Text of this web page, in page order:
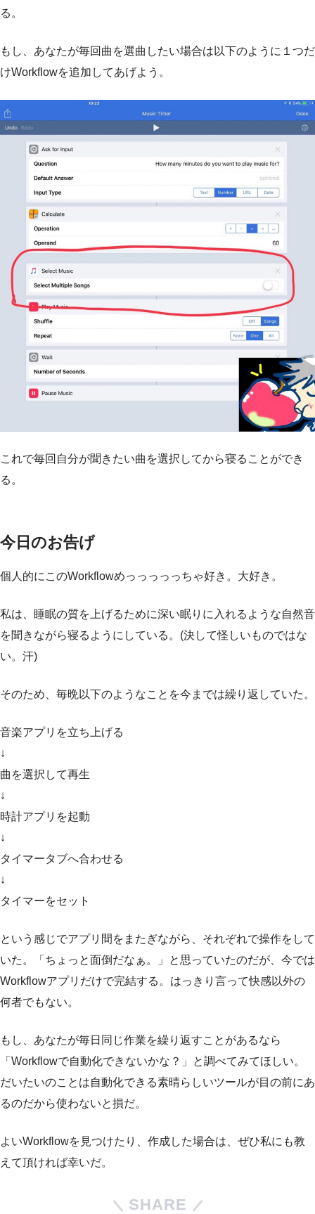
る。
もし、あなたが毎回曲を選曲したい場合は以下のように１つだ
けWorkflowを追加してあげよう。
これで毎回自分が聞きたい曲を選択してから寝ることができ
る。
今日のお告げ
個人的にこのWorkflowめっっっっっちゃ好き。大好き。
私は、睡眠の質を上げるために深い眠りに入れるような自然音
を聞きながら寝るようにしている。(決して怪しいものではな
い。汗)
そのため、毎晩以下のようなことを今までは繰り返していた。
音楽アプリを立ち上げる
↓
曲を選択して再生
↓
時計アプリを起動
↓
タイマータブへ合わせる
↓
タイマーをセット
という感じでアプリ間をまたぎながら、それぞれで操作をして
いた。「ちょっと面倒だなぁ。」と思っていたのだが、今では
Workflowアプリだけで完結する。はっきり言って快感以外の
何者でもない。
もし、あなたが毎日同じ作業を繰り返すことがあるなら
「Workflowで自動化できないかな？」と調べてみてほしい。
だいたいのことは自動化できる素晴らしいツールが目の前にあ
るのだから使わないと損だ。
よいWorkflowを見つけたり、作成した場合は、ぜひ私にも教
えて頂ければ幸いだ。
SHARE